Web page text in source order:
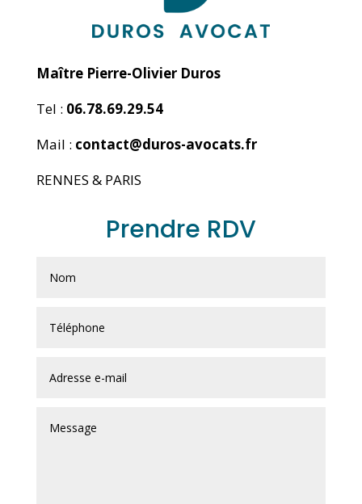
Maître Pierre-Olivier Duros
Tel : 06.78.69.29.54
Mail : contact@duros-avocats.fr
RENNES & PARIS
Prendre RDV